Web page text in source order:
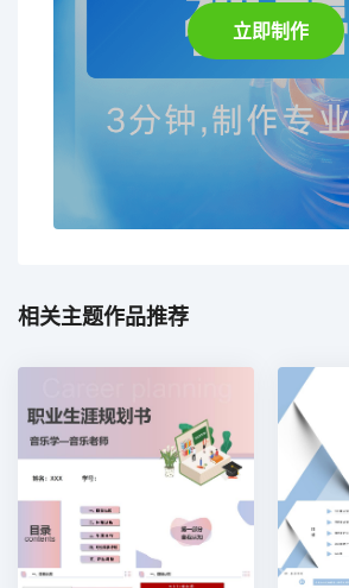
立即制作
相关主题作品推荐